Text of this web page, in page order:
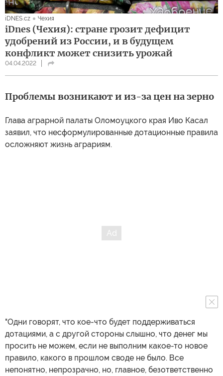
iDNES.cz Чехия
iDnes (Чехия): стране грозит дефицит
удобрений из России, и в будущем
конфликт может снизить урожай
04.04.2022
Проблемы возникают и из-за цен на зерно
Глава аграрной палаты Оломоуцкого края Иво Касал
заявил, что несформулированные дотационные правила
осложняют жизнь аграриям.
"Одни говорят, что кое-что будет поддерживаться
дотациями, а с другой стороны слышно, что денег мы
просить не можем, если не выполним какое-то новое
правило, какого в прошлом своде не было. Все
непонятно, непрозрачно, но, главное, безответственно